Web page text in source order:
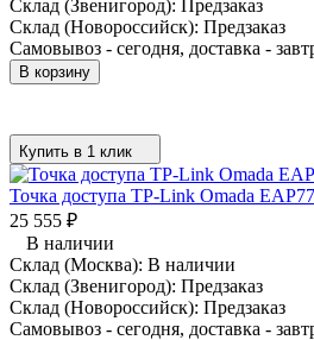
Склад (Звенигород): Предзаказ
Склад (Новороссийск): Предзаказ
Самовывоз - сегодня, доставка -
В корзину
Купить в 1 клик
Точка доступа TP-Link Omada
25 555 ₽
В наличии
Склад (Москва): В наличии
Склад (Звенигород): Предзаказ
Склад (Новороссийск): Предзаказ
Самовывоз - сегодня, доставка -